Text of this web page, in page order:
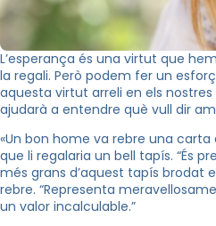
L’esperança és una virtut que
la regali. Però podem fer un
aquesta virtut arreli en els
ajudarà a entendre què vull dir
«Un bon home va rebre una carta
que li regalaria un bell tapís. “És
més grans d’aquest tapís brodat
rebre. “Representa
un valor incalculable.”